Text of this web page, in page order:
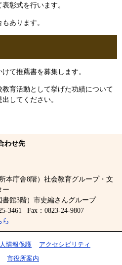
彰式を行います。
あります。
て推薦書を募集します。
育活動として挙げた功績について
してください。
わせ先
本庁舎8階）社会教育グループ・文
ー
館3階）市史編さんグループ
3461
Fax：0823-24-9807
ら
情報保護
アクセシビリティ
市役所案内